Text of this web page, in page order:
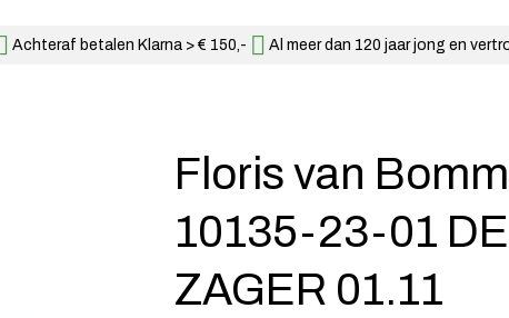
Achteraf betalen Klarna > € 150,- Al meer dan 120 jaar jong en
Floris van
10135-23-01 DE
ZAGER 01.11